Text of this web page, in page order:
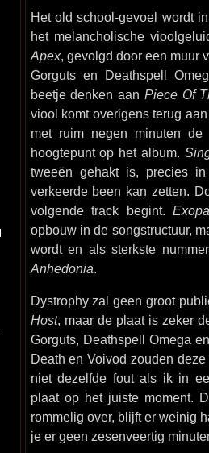
Het old school-gevoel wordt
het melancholische
Apex, gevolgd door een muur
Gorguts en Deathspell
beetje denken aan Piece Of
viool komt overigens terug
met ruim negen minuten
hoogtepunt op het album.
tweeën gehakt is, precies
verkeerde been kan zetten.
volgende track begint.
opbouw in de songstructuur,
wordt en als sterkste
Anhedonia.
Dystrophy zal geen groot
Host, maar de plaat is zeker
Gorguts, Deathspell Omega
Death en Voivod zouden
niet dezelfde fout als ik in
plaat op het juiste moment.
rommelig over, blijft er weinig
je er geen zesenveertig